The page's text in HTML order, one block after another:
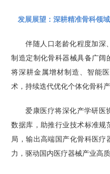
发展展望：深耕精准骨科领
伴随人口老龄化程度加深
制造定制化骨科器械具备广阔
将深耕金属增材制造、智能
术，持续迭代优化个体化骨科产
爱康医疗将深化产学研医
数据库，助推行业技术标准规
局，输出高端国产化骨科医疗
力，驱动国内医疗器械产业高